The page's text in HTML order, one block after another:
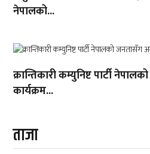
नेपालको...
क्रान्तिकारी कम्युनिष्ट पार्टी
कार्यक्रम...
ताजा